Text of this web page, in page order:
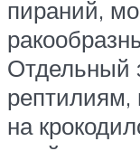
пираний,
Отдельный
рептилиям,
на